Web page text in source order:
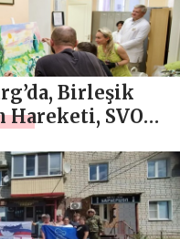
Birleşik
Hareketi, SVO